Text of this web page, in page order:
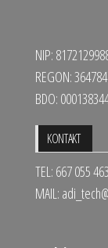
NIP:
REGON:
BDO:
KONTAKT
TEL: 667 055 463
MAIL: